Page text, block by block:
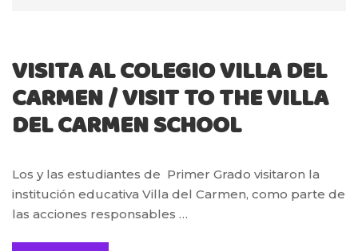
VISITA AL COLEGIO VILLA DEL
CARMEN / VISIT TO THE VILLA
DEL CARMEN SCHOOL
Los y las estudiantes de Primer Grado visitaron la
institución educativa Villa del Carmen, como parte de
las acciones responsables …